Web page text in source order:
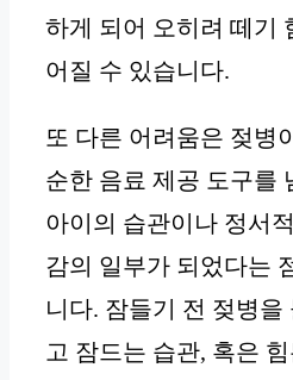
하게 되어 오히려 떼기
어질 수 있습니다.
또 다른 어려움은 젖병
순한 음료 제공 도구를
아이의 습관이나 정서
감의 일부가 되었다는
니다. 잠들기 전 젖병을
고 잠드는 습관, 혹은